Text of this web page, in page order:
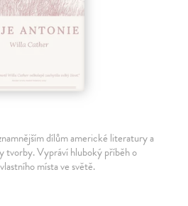
dílům americké literatury a
tvorby. Vypráví hluboký příběh o
místa ve světě.